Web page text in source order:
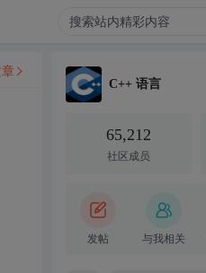
C++ 语言
65,212
社区成员
发帖 与我相关